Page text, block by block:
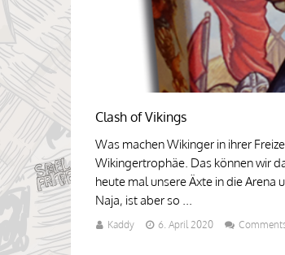
Clash of Vikings
Was machen Wikinger in ihrer
Wikingertrophäe. Das können wir
heute mal unsere Äxte in die
Naja, ist aber so ...
Kaddy 6. April 2020